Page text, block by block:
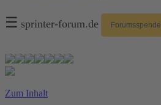
☰ sprinter-forum.de Forumsspende
Zum Inhalt